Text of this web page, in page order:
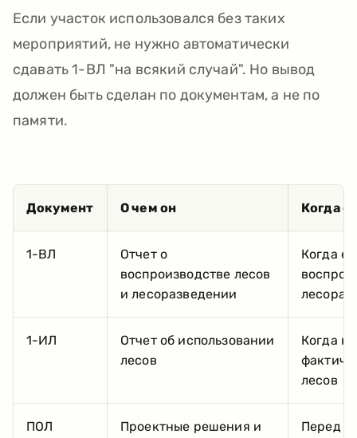
Если участок использовался без таких
мероприятий, не нужно автоматически
сдавать 1-ВЛ "на всякий случай". Но вывод
должен быть сделан по документам, а не по
памяти.
Документ О чем он Когда
1-ВЛ
Отчет о
воспроизводстве лесов
и лесоразведении
Когда
1-ИЛ
Отчет об использовании
лесов
Когда
лесов
ПОЛ Проектные решения и Перед